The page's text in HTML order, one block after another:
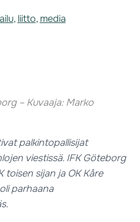
, liitto, media
– Kuvaaja: Marko
palkintopallisijat
viestissä. IFK Göteborg
toisen sijan ja OK Kåre
parhaana